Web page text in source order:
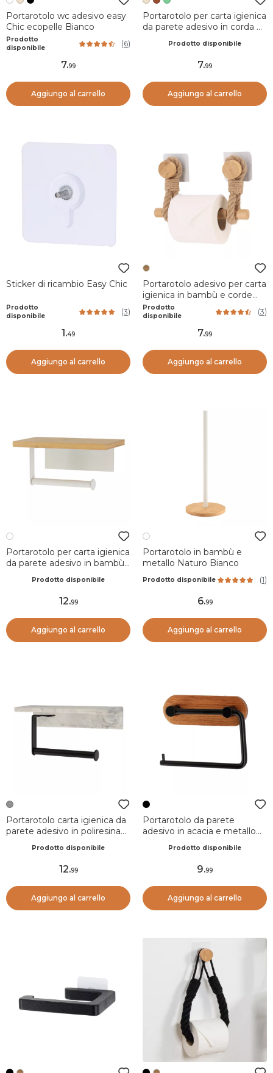
Portarotolo wc adesivo easy
Chic ecopelle Bianco
Prodotto
disponibile
(6)
7.99
Aggiungo al carrello
Portarotolo per carta igienica
da parete adesivo in corda e
Prodotto disponibile
7.99
Aggiungo al carrello
Sticker di ricambio Easy Chic
Prodotto
disponibile
(3)
1.49
Aggiungo al carrello
Portarotolo adesivo per carta
igienica in bambù e corde
Corda
Prodotto
disponibile
(3)
7.99
Aggiungo al carrello
Portarotolo per carta igienica
da parete adesivo in bambù
Prodotto disponibile
12.99
Aggiungo al carrello
Portarotolo in bambù e
metallo Naturo Bianco
Prodotto disponibile (1)
6.99
Aggiungo al carrello
Portarotolo carta igienica da
parete adesivo in poliresina
Prodotto disponibile
12.99
Aggiungo al carrello
Portarotolo da parete
adesivo in acacia e metallo
Prodotto disponibile
9.99
Aggiungo al carrello